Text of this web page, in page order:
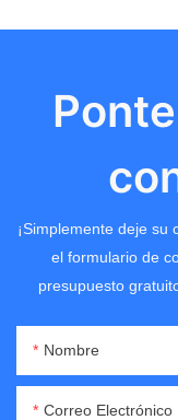
¡Simplemente deje su
el formulario de
presupuesto
Nombre
Correo Electrónico